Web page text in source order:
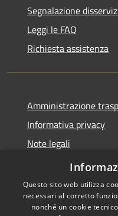
Segnalazione
Leggi le FAQ
Richiesta assistenza
Amministrazione
Informativa privacy
Note legali
Dichiarazione di
Questo sito web utilizza
necessari al corretto
nonché un cookie